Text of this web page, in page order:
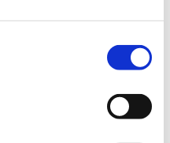
met ons op. We